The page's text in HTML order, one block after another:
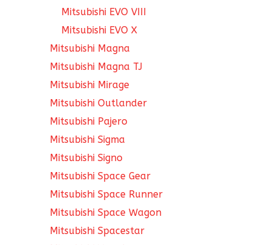
Mitsubishi EVO VIII
Mitsubishi EVO X
Mitsubishi Magna
Mitsubishi Magna TJ
Mitsubishi Mirage
Mitsubishi Outlander
Mitsubishi Pajero
Mitsubishi Sigma
Mitsubishi Signo
Mitsubishi Space Gear
Mitsubishi Space Runner
Mitsubishi Space Wagon
Mitsubishi Spacestar